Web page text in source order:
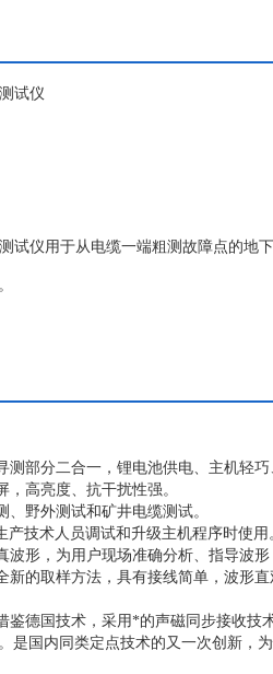
试仪
试仪用于从电缆一端粗测故障点的地
测部分二合一，锂电池供电、主机轻
高亮度、抗干扰性强。
野外测试和矿井电缆测试。
产技术人员调试和升级主机程序时使用
波形，为用户现场准确分析、指导波
新的取样方法，具有接线简单，波形
鉴德国技术，采用*的声磁同步接收技
是国内同类定点技术的又一次创新，